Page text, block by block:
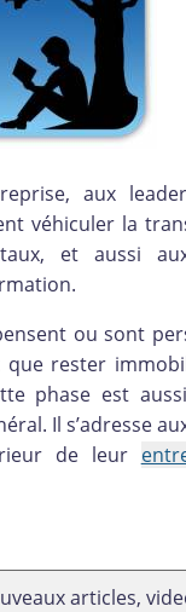
aux
véhiculer la
et aussi
ou sont
rester
phase est
Il s’adresse
de leur
articles,